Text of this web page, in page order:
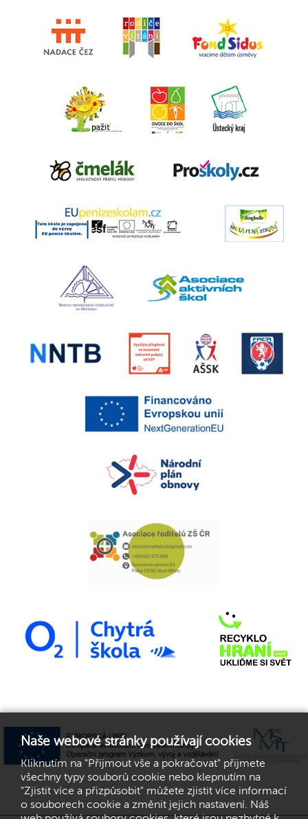
Naše webové stránky používají cookies
Kliknutím na "Přijmout vše a pokračovat" přijmete
všechny typy souborů cookie nebo klepnutím na
"Zjistit více a přizpůsobit" můžete zjistit více informací
o souborech cookie a změnit jejich nastavení. Náš